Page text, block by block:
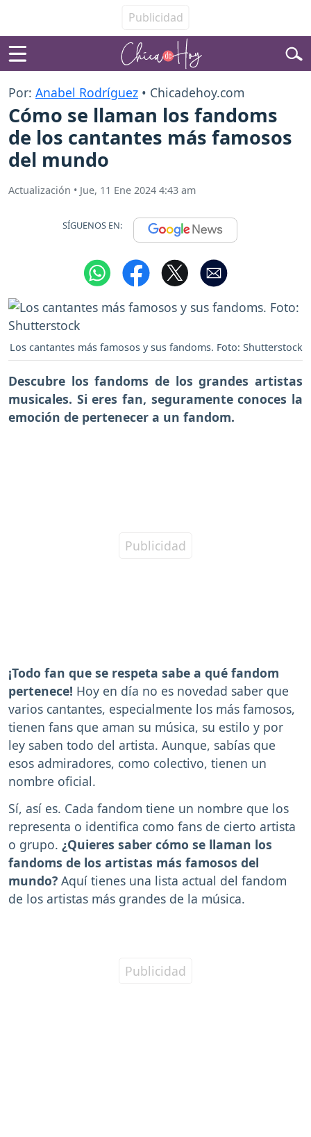
Por: Anabel Rodríguez • Chicadehoy.com
Cómo se llaman los fandoms
de los cantantes más famosos
del mundo
Actualización • Jue, 11 Ene 2024 4:43 am
SÍGUENOS EN:
Los cantantes más famosos y sus fandoms. Foto: Shutterstock
Descubre los fandoms de los grandes artistas
musicales. Si eres fan, seguramente conoces la
emoción de pertenecer a un fandom.
¡Todo fan que se respeta sabe a qué fandom
pertenece! Hoy en día no es novedad saber que
varios cantantes, especialmente los más famosos,
tienen fans que aman su música, su estilo y por
ley saben todo del artista. Aunque, sabías que
esos admiradores, como colectivo, tienen un
nombre oficial.
Sí, así es. Cada fandom tiene un nombre que los
representa o identifica como fans de cierto artista
o grupo. ¿Quieres saber cómo se llaman los
fandoms de los artistas más famosos del
mundo? Aquí tienes una lista actual del fandom
de los artistas más grandes de la música.